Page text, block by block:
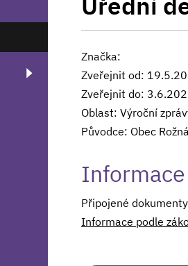
Značka:
Zveřejnit od:
Zveřejnit do:
Oblast: Výroční
Původce: Obec Rožná
Připojené
Informace podle